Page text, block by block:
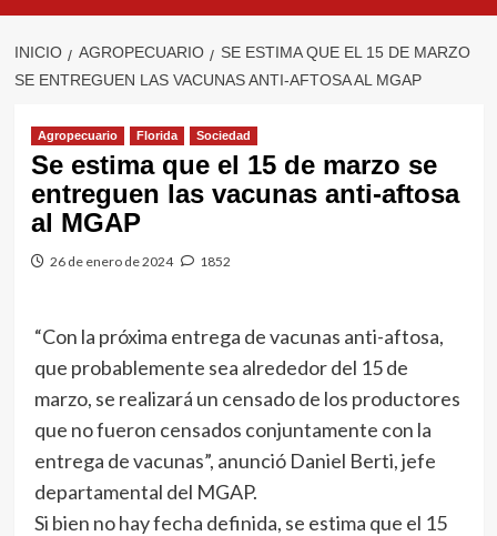
INICIO AGROPECUARIO
SE ESTIMA QUE EL 15 DE MARZO
SE ENTREGUEN LAS VACUNAS ANTI-AFTOSA AL MGAP
Agropecuario Florida Sociedad
Se estima que el 15 de marzo se
entreguen las vacunas anti-aftosa
al MGAP
26 de enero de 2024 1852
“Con la próxima entrega de vacunas anti-aftosa,
que probablemente sea alrededor del 15 de
marzo, se realizará un censado de los productores
que no fueron censados conjuntamente con la
entrega de vacunas”, anunció Daniel Berti, jefe
departamental del MGAP.
Si bien no hay fecha definida, se estima que el 15